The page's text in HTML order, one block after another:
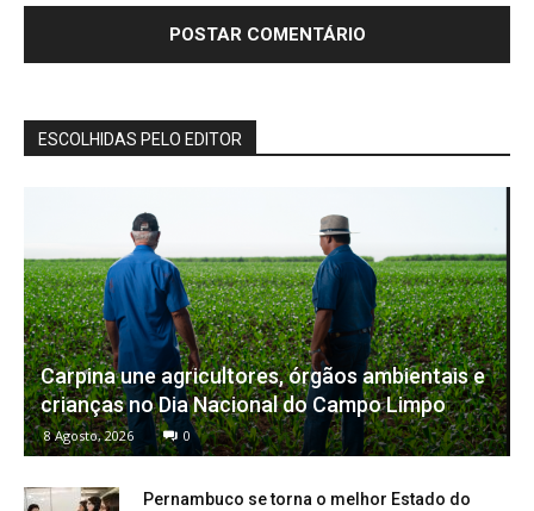
ESCOLHIDAS PELO EDITOR
Carpina une agricultores, órgãos ambientais e
crianças no Dia Nacional do Campo Limpo
8 Agosto, 2026 0
Pernambuco se torna o melhor Estado do